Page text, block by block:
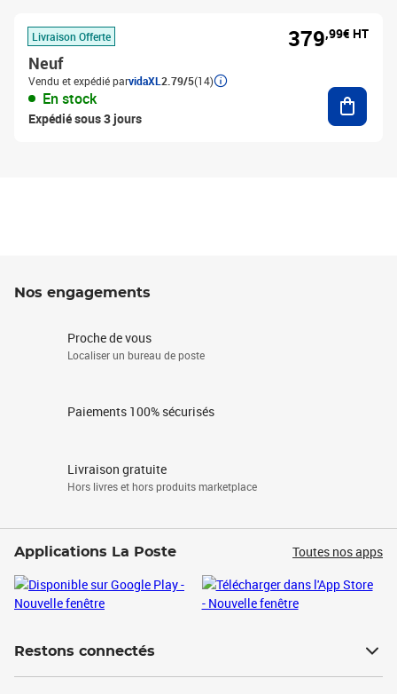
Livraison Offerte
Neuf
Vendu et expédié parvidaXL 2.79/5(14)
En stock
Expédié sous 3 jours
379,99€ HT
Nos engagements
Proche de vous
Localiser un bureau de poste
Paiements 100% sécurisés
Livraison gratuite
Hors livres et hors produits marketplace
Applications La Poste Toutes nos apps
Restons connectés